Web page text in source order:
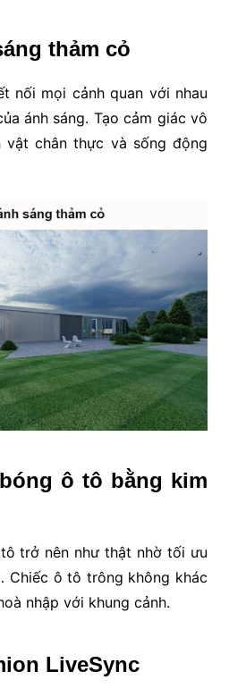
thảm cỏ
nối mọi cảnh quan với nhau
ánh sáng. Tạo cảm giác vô
vật chân thực và sống động
ô tô bằng kim
trở nên như thật nhờ tối ưu
Chiếc ô tô trông không khác
nhập với khung cảnh.
LiveSync